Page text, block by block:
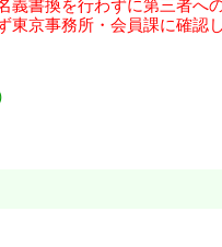
書換を行わずに第三者へ
京事務所・会員課に確認し